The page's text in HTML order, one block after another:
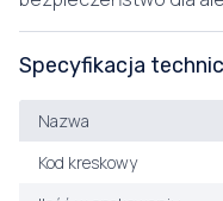
Specyfikacja
Nazwa
Kod kreskowy